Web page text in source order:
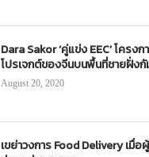
Dara Sakor ‘คู่แข่ง EEC’ โครงก
โปรเจกต์ของจีนบนพื้นที่ชายฝั่ง
August 20, 2020
เขย่าวงการ Food Delivery เมื่อ